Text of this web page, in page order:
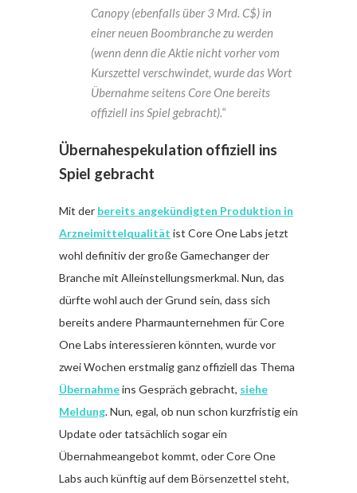
Canopy (ebenfalls über 3 Mrd. C$) in
einer neuen Boombranche zu werden
(wenn denn die Aktie nicht vorher vom
Kurszettel verschwindet, wurde das Wort
Übernahme seitens Core One bereits
offiziell ins Spiel gebracht).“
Übernahespekulation offiziell ins
Spiel gebracht
Mit der bereits angekündigten Produktion in
Arzneimittelqualität ist Core One Labs jetzt
wohl definitiv der große Gamechanger der
Branche mit Alleinstellungsmerkmal. Nun, das
dürfte wohl auch der Grund sein, dass sich
bereits andere Pharmaunternehmen für Core
One Labs interessieren könnten, wurde vor
zwei Wochen erstmalig ganz offiziell das Thema
Übernahmeins Gespräch gebracht, siehe
Meldung. Nun, egal, ob nun schon kurzfristig ein
Update oder tatsächlich sogar ein
Übernahmeangebot kommt, oder Core One
Labs auch künftig auf dem Börsenzettel steht,